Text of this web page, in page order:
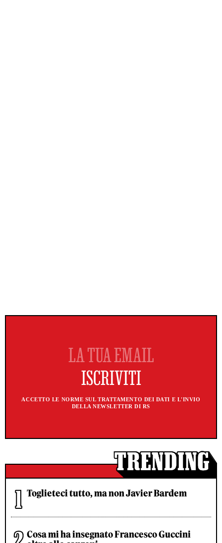
ACCETTO LE NORME SUL TRATTAMENTO DEI DATI E L'INVIO
DELLA NEWSLETTER DI RS
Toglieteci tutto, ma non Javier Bardem
Cosa mi ha insegnato Francesco Guccini